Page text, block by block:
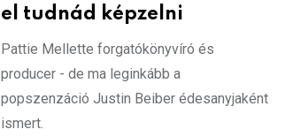
el tudnád képzelni
Pattie Mellette forgatókönyvíró és
producer - de ma leginkább a
popszenzáció Justin Beiber édesanyjaként
ismert.